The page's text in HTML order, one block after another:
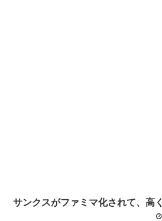
サンクスがファミマ化されて、高